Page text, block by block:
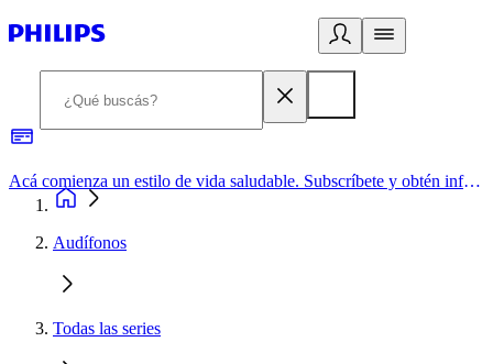
Acá comienza un estilo de vida saludable. Subscríbete y obtén información de primera mano
Audífonos
Todas las series